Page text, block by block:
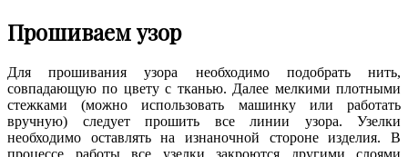
Прошиваем узор
Для прошивания узора необходимо подобрать нить,
совпадающую по цвету с тканью. Далее мелкими плотными
стежками (можно использовать машинку или работать
вручную) следует прошить все линии узора. Узелки
необходимо оставлять на изнаночной стороне изделия. В
процессе работы все узелки закроются другими слоями